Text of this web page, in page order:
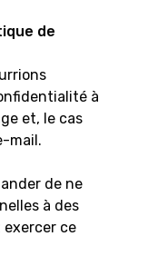
de
à
et, le cas
mail.
de ne
à des
exercer ce